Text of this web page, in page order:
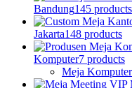
Bandung145 products
Jakarta148 products
Komputer7 products
Meja